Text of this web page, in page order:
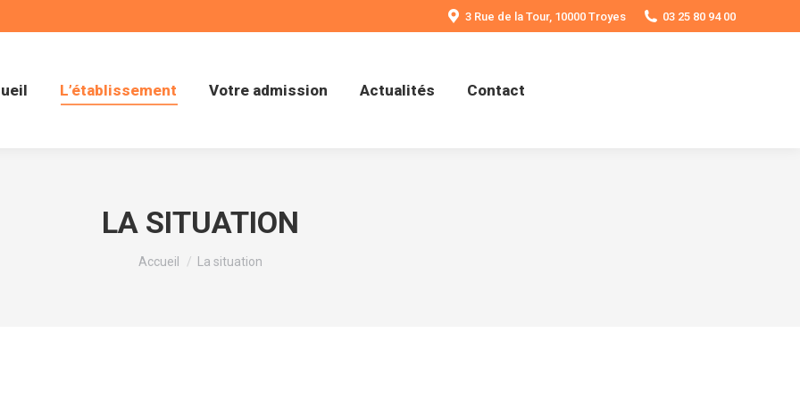
3 Rue de la Tour, 10000 Troyes 03 25 80 94 00
L’établissement Votre admission Actualités Contact
LA SITUATION
Vous êtes ici :
Accueil La situation